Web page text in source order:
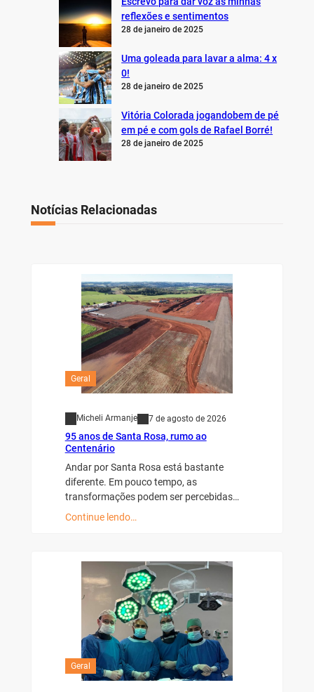
reflexões e sentimentos
28 de janeiro de 2025
Uma goleada para lavar a alma: 4 x
0!
28 de janeiro de 2025
Vitória Colorada jogandobem de pé
em pé e com gols de Rafael Borré!
28 de janeiro de 2025
Notícias Relacionadas
Geral
Micheli Armanje 7 de agosto de 2026
95 anos de Santa Rosa, rumo ao
Centenário
Andar por Santa Rosa está bastante
diferente. Em pouco tempo, as
transformações podem ser percebidas…
Continue lendo…
Geral